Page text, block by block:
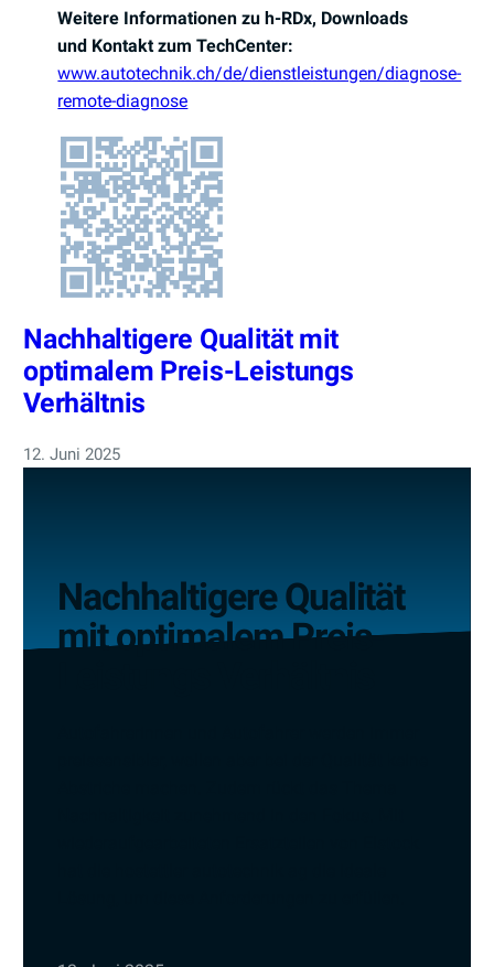
Weitere Informationen zu h-RDx, Downloads
und Kontakt zum TechCenter:
www.autotechnik.ch/de/dienstleistungen/diagnose-
remote-diagnose
Nachhaltigere Qualität mit
optimalem Preis-Leistungs
Verhältnis
12. Juni 2025
Nachhaltigere Qualität
mit optimalem Preis-